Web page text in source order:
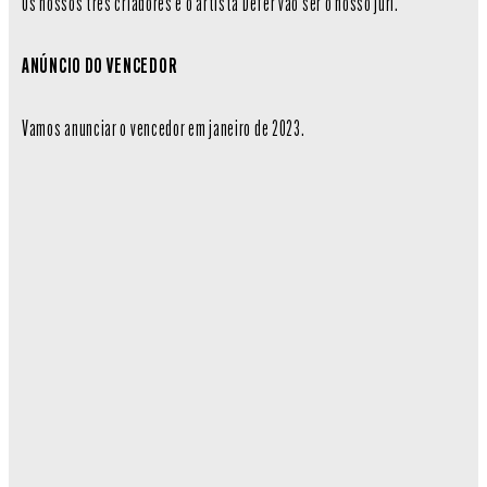
Os nossos três criadores e o artista Defer vão ser o nosso júri.
ANÚNCIO DO VENCEDOR
Vamos anunciar o vencedor em janeiro de 2023.